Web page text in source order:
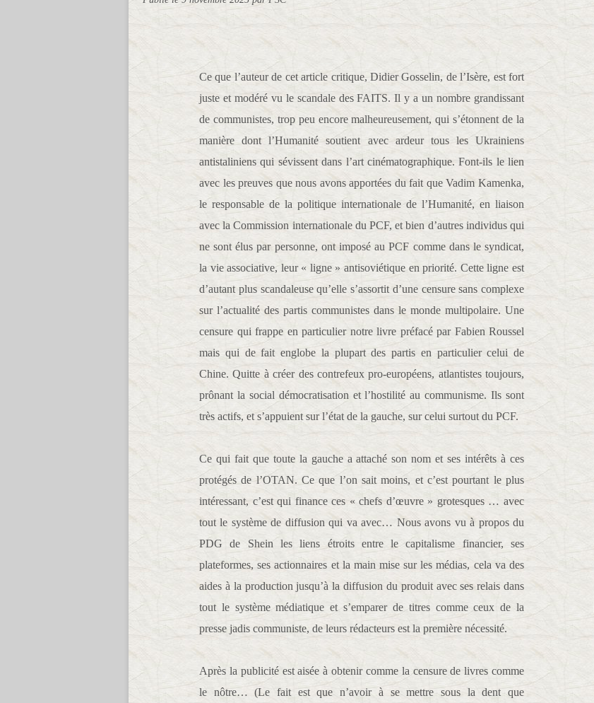
Ce que l’auteur de cet article critique, Didier Gosselin, de l’Isère, est fort
juste et modéré vu le scandale des FAITS. Il y a un nombre grandissant
de communistes, trop peu encore malheureusement, qui s’étonnent de la
manière dont l’Humanité soutient avec ardeur tous les Ukrainiens
antistaliniens qui sévissent dans l’art cinématographique. Font-ils le lien
avec les preuves que nous avons apportées du fait que Vadim Kamenka,
le responsable de la politique internationale de l’Humanité, en liaison
avec la Commission internationale du PCF, et bien d’autres individus qui
ne sont élus par personne, ont imposé au PCF comme dans le syndicat,
la vie associative, leur « ligne » antisoviétique en priorité. Cette ligne est
d’autant plus scandaleuse qu’elle s’assortit d’une censure sans complexe
sur l’actualité des partis communistes dans le monde multipolaire. Une
censure qui frappe en particulier notre livre préfacé par Fabien Roussel
mais qui de fait englobe la plupart des partis en particulier celui de
Chine. Quitte à créer des contrefeux pro-européens, atlantistes toujours,
prônant la social démocratisation et l’hostilité au communisme. Ils sont
très actifs, et s’appuient sur l’état de la gauche, sur celui surtout du PCF.
Ce qui fait que toute la gauche a attaché son nom et ses intérêts à ces
protégés de l’OTAN. Ce que l’on sait moins, et c’est pourtant le plus
intéressant, c’est qui finance ces « chefs d’œuvre » grotesques … avec
tout le système de diffusion qui va avec… Nous avons vu à propos du
PDG de Shein les liens étroits entre le capitalisme financier, ses
plateformes, ses actionnaires et la main mise sur les médias, cela va des
aides à la production jusqu’à la diffusion du produit avec ses relais dans
tout le système médiatique et s’emparer de titres comme ceux de la
presse jadis communiste, de leurs rédacteurs est la première nécessité.
Après la publicité est aisée à obtenir comme la censure de livres comme
le nôtre… (Le fait est que n’avoir à se mettre sous la dent que